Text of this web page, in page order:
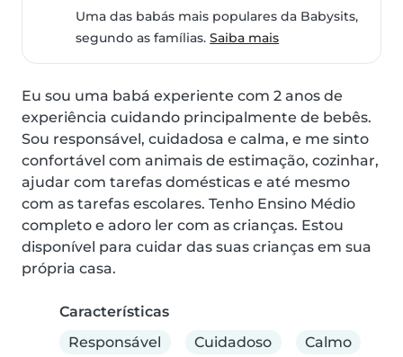
Uma das babás mais populares da Babysits,
segundo as famílias.Saiba mais
Eu sou uma babá experiente com 2 anos de
experiência cuidando principalmente de bebês.
Sou responsável, cuidadosa e calma, e me sinto
confortável com animais de estimação, cozinhar,
ajudar com tarefas domésticas e até mesmo
com as tarefas escolares. Tenho Ensino Médio
completo e adoro ler com as crianças. Estou
disponível para cuidar das suas crianças em sua
própria casa.
Características
Responsável
Cuidadoso Calmo